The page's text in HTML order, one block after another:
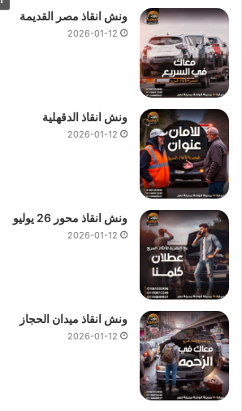
ونش انقاذ مصر القديمة
2026-01-12
ونش انقاذ الدقهلية
2026-01-12
ونش انقاذ محور 26 يوليو
2026-01-12
ونش انقاذ ميدان الحجاز
2026-01-12